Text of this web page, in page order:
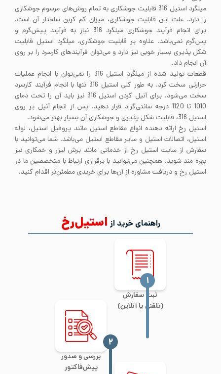
میلگرد استیل 316 قابلیت جوشکاری به تمام روش‌های مرسوم جوشکاری
را دارد. علت این قابلیت جوشکاری، میزان کم کربن ساختار آن است.
برای انجام فرآیند جوشکاری میلگرد 316 نیاز به فرآیند پیش‌گرم و
پس‌گرم نمی‌باشد. علاوه بر قابلیت جوشکاری، میلگرد استیل قابلیت
شکل پذیری بسیار خوبی نیز دارد و می‌توان فرآیندهای کارسرد را بر روی
آن انجام داد.
قطعات تولید شده از میلگرد استیل 316 را نمی‌توان با انجام عملیات
حرارتی سخت کرد. به طور کلی استیل 316 تنها با انجام فرآیند کارسرد
سخت می‌شود. برای آنیل کردن استیل 316 نیز باید آن را تحت دمای
1010 تا 1120 درجه سانتی‌گراد قرار دهید. پس از انجام آنیل بر روی
استیل 316، قابلیت شکل پذیری و جوشکاری آن بسیار بهتر می‌شود.
استیل رخ ارائه دهنده انواع مقاطع استیل مانند پروفیل استیل، لوله
استیل، اتصالات استیل و سایر مقاطع استیل می‌باشد. شما می‌توانید با
سفارش از سایت استیل رخ از خدماتی مانند برش لیزر و خمکاری نیز
بهره مند شوید. همچنین می‌توانید با برقراری ارتباط با متخصصین ما در
استیل رخ و دریافت مشاوره از آن‌ها برای خریدی مطمئن‌تر اقدام کنید.
راهنمای خرید از استیل‌رخ
ثبت سفارش
(تلفنی یا آنلاین)
‍۱
بررسی و صدور
پیش‌فاکتور
‍۲